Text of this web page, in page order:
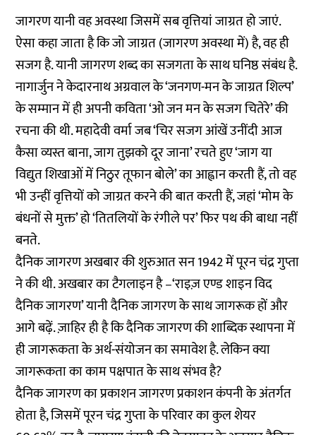
जागरण यानी वह अवस्था जिसमें सब वृत्तियां जाग्रत हो जाएं.
ऐसा कहा जाता है कि जो जाग्रत (जागरण अवस्था में) है, वह ही
सजग है. यानी जागरण शब्द का सजगता के साथ घनिष्ठ संबंध है.
नागार्जुन ने केदारनाथ अग्रवाल के ‘जनगण-मन के जाग्रत शिल्प’
के सम्मान में ही अपनी कविता ‘ओ जन मन के सजग चितेरे’ की
रचना की थी. महादेवी वर्मा जब ‘चिर सजग आंखें उनींदी आज
कैसा व्यस्त बाना, जाग तुझको दूर जाना’ रचते हुए ‘जाग या
विद्युत शिखाओं में निठुर तूफान बोले’ का आह्वान करती हैं, तो वह
भी उन्हीं वृत्तियों को जाग्रत करने की बात करती हैं, जहां ‘मोम के
बंधनों से मुक्त’ हो ‘तितलियों के रंगीले पर’ फिर पथ की बाधा नहीं
बनते.
दैनिक जागरण अखबार की शुरुआत सन 1942 में पूरन चंद्र गुप्ता
ने की थी. अखबार का टैगलाइन है –‘राइज़ एण्ड शाइन विद
दैनिक जागरण’ यानी दैनिक जागरण के साथ जागरूक हों और
आगे बढ़ें. ज़ाहिर ही है कि दैनिक जागरण की शाब्दिक स्थापना में
ही जागरूकता के अर्थ-संयोजन का समावेश है. लेकिन क्या
जागरूकता का काम पक्षपात के साथ संभव है?
दैनिक जागरण का प्रकाशन जागरण प्रकाशन कंपनी के अंतर्गत
होता है, जिसमें पूरन चंद्र गुप्ता के परिवार का कुल शेयर